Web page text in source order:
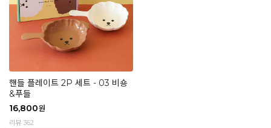
핸들 플레이트 2P 세트 - 03 비숑
&푸들
16,800원
리뷰 362